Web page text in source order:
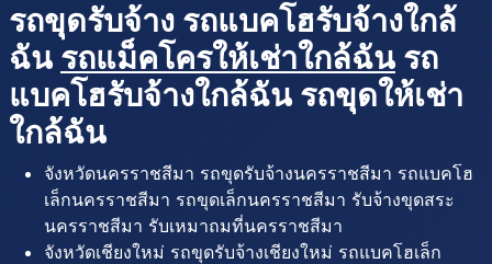
รถขุดรับจ้าง รถแบคโฮรับจ้างใกล้
ฉัน รถแม็คโครให้เช่าใกล้ฉัน รถ
แบคโฮรับจ้างใกล้ฉัน รถขุดให้เช่า
ใกล้ฉัน
จังหวัดนครราชสีมา รถขุดรับจ้างนครราชสีมา รถแบคโฮ
เล็กนครราชสีมา รถขุดเล็กนครราชสีมา รับจ้างขุดสระ
นครราชสีมา รับเหมาถมที่นครราชสีมา
จังหวัดเชียงใหม่ รถขุดรับจ้างเชียงใหม่ รถแบคโฮเล็ก